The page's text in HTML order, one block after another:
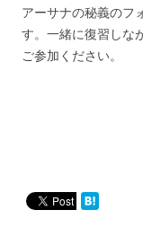
アーサナの秘義のフ
す。一緒に復習しな
ご参加ください。